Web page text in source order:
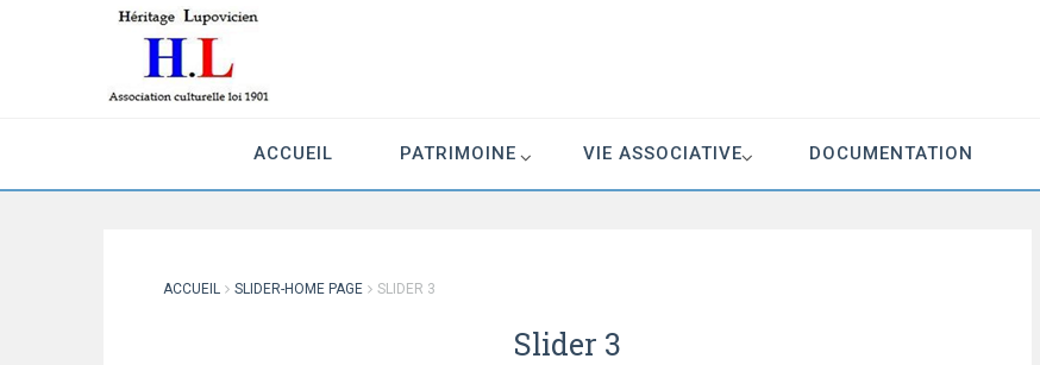
ACCUEIL PATRIMOINE VIE ASSOCIATIVE DOCUMENTATION
ACCUEIL SLIDER-HOME PAGE SLIDER 3
Slider 3